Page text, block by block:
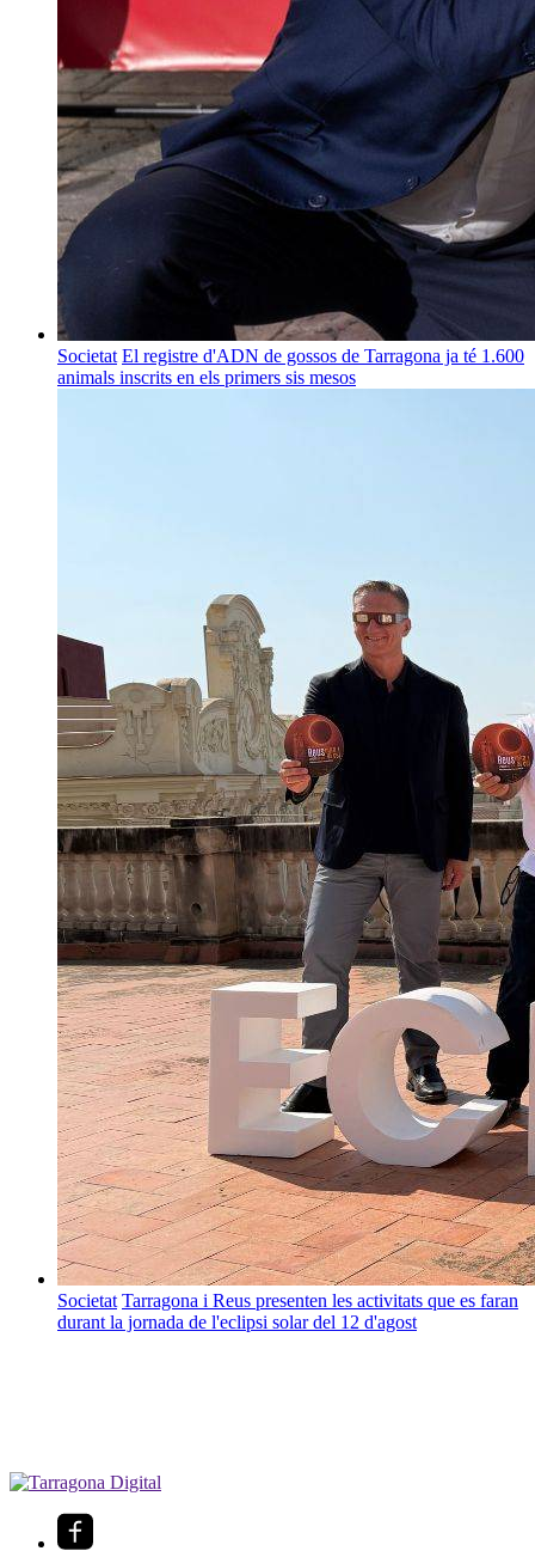
Societat El registre d'ADN de gossos de Tarragona ja té 1.600
animals inscrits en els primers sis mesos
Societat Tarragona i Reus presenten les activitats que es faran
durant la jornada de l'eclipsi solar del 12 d'agost